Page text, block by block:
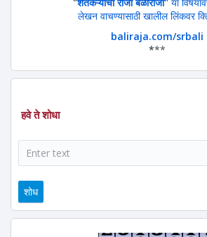
लेखन वाचण्यासाठी खालील लिंकवर
baliraja.com/srbali
***
हवे ते शोधा
शोध